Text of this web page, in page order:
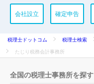
会社設立 確定申告
税理士ドットコム 税理士検索
たじり税務会計事務所
全国の税理士事務所を探す